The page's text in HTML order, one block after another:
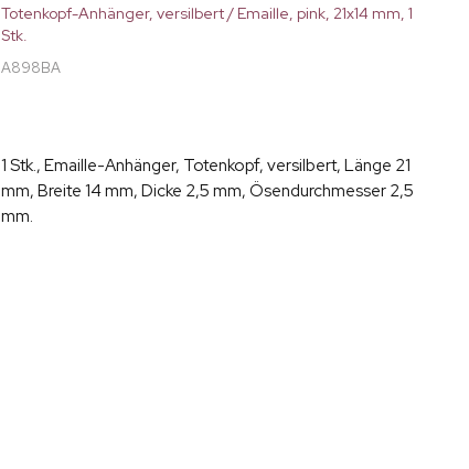
Totenkopf-Anhänger, versilbert / Emaille, pink, 21x14 mm, 1
Stk.
A898BA
1 Stk., Emaille-Anhänger, Totenkopf, versilbert, Länge 21
mm, Breite 14 mm, Dicke 2,5 mm, Ösendurchmesser 2,5
mm.